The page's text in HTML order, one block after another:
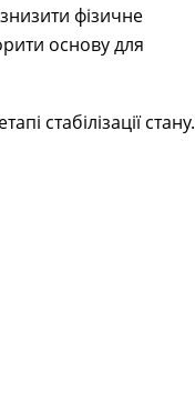
фізичне
основу для
стабілізації стану.